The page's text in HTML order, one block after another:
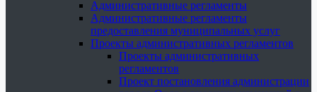
Административные регламенты
Административные регламенты
предоставления муниципальных услуг
Проекты административных регламентов
Проекты административных
регламентов
Проект постановления администрации